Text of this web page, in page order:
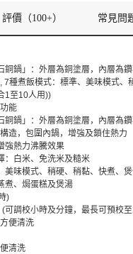
評價 （100+） 常見問
銅鍋」：外層為銅塗層，內層為
7種煮飯模式：標準、美味模式
1至10人用))
能
銅鍋」：外層為銅塗層，內層為
造，包圍內鍋，增強及鎖住熱力
強熱力沸騰效果
：白米、免洗米及糙米
美味模式、稍硬、稍黏、快煮、
煮、焗蛋糕及煲湯
)
可調校小時及分鐘，最長可預校
便清洗
清洗